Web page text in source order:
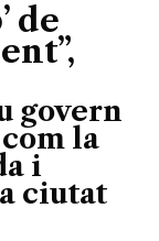
de
govern
la
i
ciutat